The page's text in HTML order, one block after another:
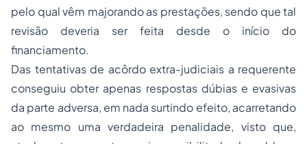
pelo qual vêm majorando as prestações, sendo que tal
revisão deveria ser feita desde o início do
financiamento.
Das tentativas de acôrdo extra-judiciais a requerente
conseguiu obter apenas respostas dúbias e evasivas
da parte adversa, em nada surtindo efeito, acarretando
ao mesmo uma verdadeira penalidade, visto que,